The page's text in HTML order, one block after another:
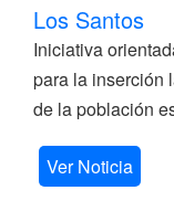
Los Santos
Iniciativa
para la inserción
de la población
Ver Noticia